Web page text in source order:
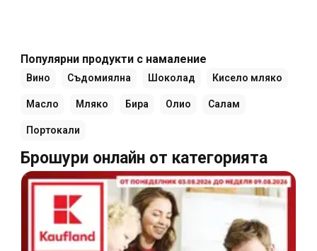
Популярни продукти с намаление
Вино Съдомиялна Шоколад Кисело мляко
Масло Мляко Бира Олио Салам
Портокали
Брошури онлайн от категорията